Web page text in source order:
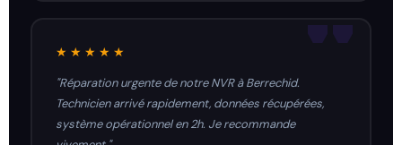
★★★★★
"Réparation urgente de notre NVR à Berrechid.
Technicien arrivé rapidement, données récupérées,
système opérationnel en 2h. Je recommande